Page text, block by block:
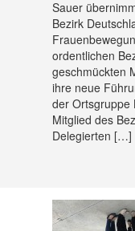
Sauer
Bezirk
ordentlichen
geschmückten
ihre neue
der Ortsgruppe
Mitglied des
Delegierten […]